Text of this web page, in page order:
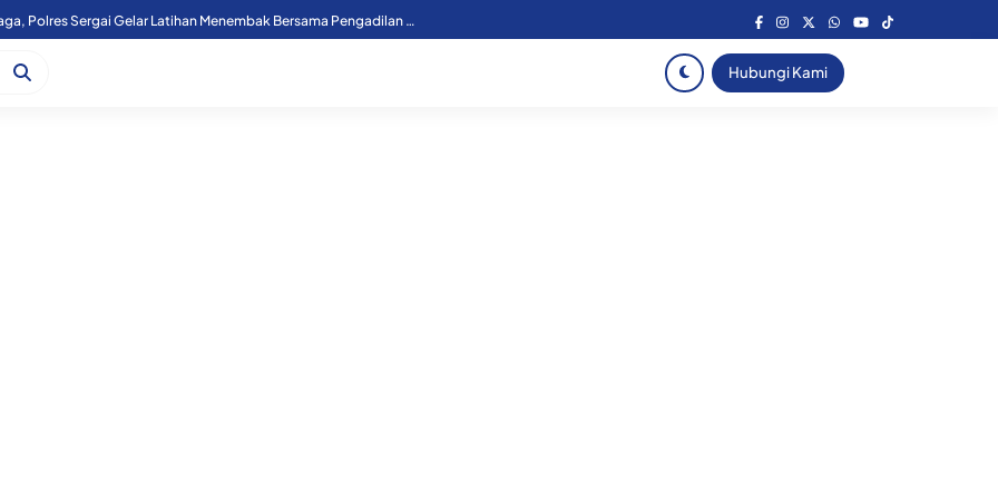
Pererat Sinergi Lembaga, Polres Sergai Gelar Latihan Menembak Bersama Pengadilan Agama
Atasi Laka Kereta Api, Lintasan Sebidang KM 36+000 Perbaungan Akan Ditutup Permanen
Hubungi Kami